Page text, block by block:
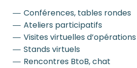
Conférences, tables rondes
Ateliers participatifs
Visites virtuelles d’opérations
Stands virtuels
Rencontres BtoB, chat